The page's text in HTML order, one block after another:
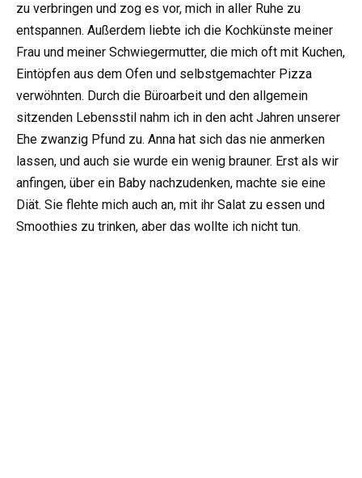
zu verbringen und zog es vor, mich in aller Ruhe zu
entspannen. Außerdem liebte ich die Kochkünste meiner
Frau und meiner Schwiegermutter, die mich oft mit Kuchen,
Eintöpfen aus dem Ofen und selbstgemachter Pizza
verwöhnten. Durch die Büroarbeit und den allgemein
sitzenden Lebensstil nahm ich in den acht Jahren unserer
Ehe zwanzig Pfund zu. Anna hat sich das nie anmerken
lassen, und auch sie wurde ein wenig brauner. Erst als wir
anfingen, über ein Baby nachzudenken, machte sie eine
Diät. Sie flehte mich auch an, mit ihr Salat zu essen und
Smoothies zu trinken, aber das wollte ich nicht tun.